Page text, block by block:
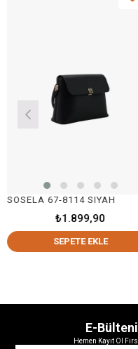
SOSELA 67-8114 SIYAH
₺1.899,90
SEPETE EKLE
E-
Hemen Kayıt Ol